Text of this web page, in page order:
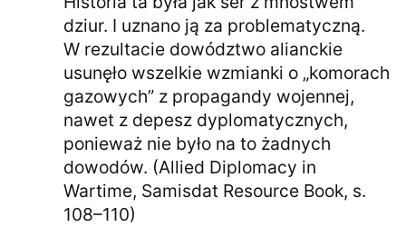
dziur. I uznano ją za problematyczną.
W rezultacie dowództwo alianckie
usunęło wszelkie wzmianki o „komorach
gazowych” z propagandy wojennej,
nawet z depesz dyplomatycznych,
ponieważ nie było na to żadnych
dowodów. (Allied Diplomacy in
Wartime, Samisdat Resource Book, s.
108–110)